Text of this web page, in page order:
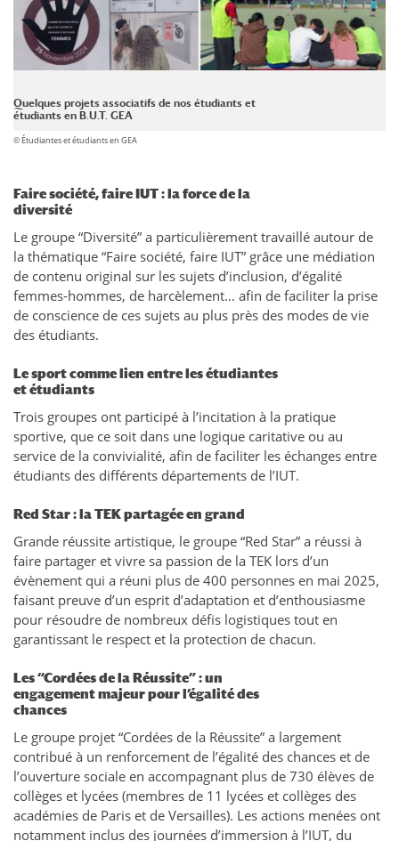
Quelques projets associatifs de nos étudiants et
étudiants en B.U.T. GEA
© Étudiantes et étudiants en GEA
Faire société, faire IUT : la force de la
diversité
Le groupe “Diversité” a particulièrement travaillé autour de
la thématique “Faire société, faire IUT” grâce une médiation
de contenu original sur les sujets d’inclusion, d’égalité
femmes-hommes, de harcèlement… afin de faciliter la prise
de conscience de ces sujets au plus près des modes de vie
des étudiants.
Le sport comme lien entre les étudiantes
et étudiants
Trois groupes ont participé à l’incitation à la pratique
sportive, que ce soit dans une logique caritative ou au
service de la convivialité, afin de faciliter les échanges entre
étudiants des différents départements de l’IUT.
Red Star : la TEK partagée en grand
Grande réussite artistique, le groupe “Red Star” a réussi à
faire partager et vivre sa passion de la TEK lors d’un
évènement qui a réuni plus de 400 personnes en mai 2025,
faisant preuve d’un esprit d’adaptation et d’enthousiasme
pour résoudre de nombreux défis logistiques tout en
garantissant le respect et la protection de chacun.
Les “Cordées de la Réussite” : un
engagement majeur pour l’égalité des
chances
Le groupe projet “Cordées de la Réussite” a largement
contribué à un renforcement de l’égalité des chances et de
l’ouverture sociale en accompagnant plus de 730 élèves de
collèges et lycées (membres de 11 lycées et collèges des
académies de Paris et de Versailles). Les actions menées ont
notamment inclus des journées d’immersion à l’IUT, du